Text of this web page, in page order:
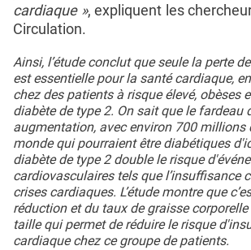
cardiaque », expliquent les
Circulation.
Ainsi, l’étude conclut que seule la perte
est essentielle pour la santé cardiaque,
chez des patients à risque élevé, obèses
diabète de type 2. On sait que le fardeau
augmentation, avec environ 700 millions
monde qui pourraient être diabétiques
diabète de type 2 double le risque
cardiovasculaires tels que l’insuffisance
crises cardiaques. L’étude montre que
réduction et du taux de graisse
taille qui permet de réduire le risque
cardiaque chez ce groupe de patients.